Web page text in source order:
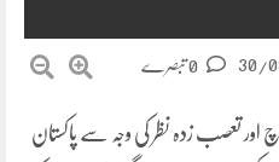
30/
اور تعصب زدہ نظر کی وجہ سے پاکستان